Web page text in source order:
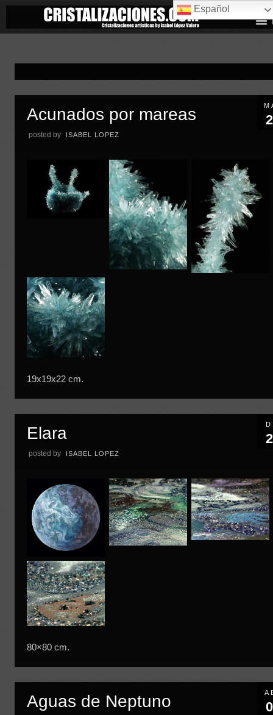
Acunados por mareas
posted by ISABEL LOPEZ
19x19x22 cm.
Elara
posted by ISABEL LOPEZ
80×80 cm.
Aguas de Neptuno
Español